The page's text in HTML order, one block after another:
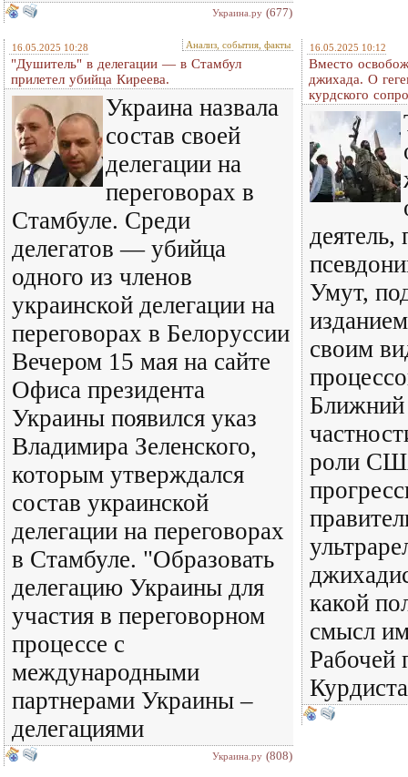
Украина.ру (677)
16.05.2025 10:28 Анализ, события, факты
"Душитель" в делегации — в Стамбул
прилетел убийца Киреева.
Украина назвала
состав своей
делегации на
переговорах в
Стамбуле. Среди
делегатов — убийца
одного из членов
украинской делегации на
переговорах в Белоруссии
Вечером 15 мая на сайте
Офиса президента
Украины появился указ
Владимира Зеленского,
которым утверждался
состав украинской
делегации на переговорах
в Стамбуле. "Образовать
делегацию Украины для
участия в переговорном
процессе с
международными
партнерами Украины –
делегациями
Украина.ру (808)
16.05.2025 10:12
Вместо
джихада. О
курдского
Умут,
своим
роли
какой
смысл
Рабочей